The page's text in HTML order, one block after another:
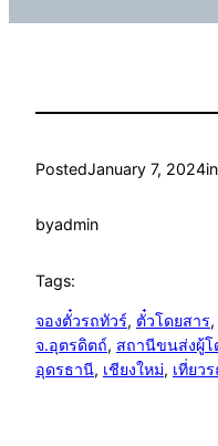
PostedJanuary 7, 2024in
byadmin
Tags:
จองตั๋วรถทัวร์, ตั๋วโดยสาร,
จ.อุตรดิตถ์, สถานีขนส่งผู้โ
อุดรธานี, เชียงใหม่, เที่ยว